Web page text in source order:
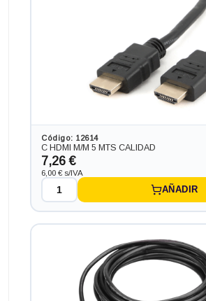
Código: 12614
C HDMI M/M 5 MTS CALIDAD
7,26 €
6,00 € s/IVA
AÑADIR